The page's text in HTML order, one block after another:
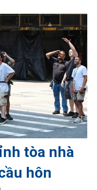
tòa nhà
hôn